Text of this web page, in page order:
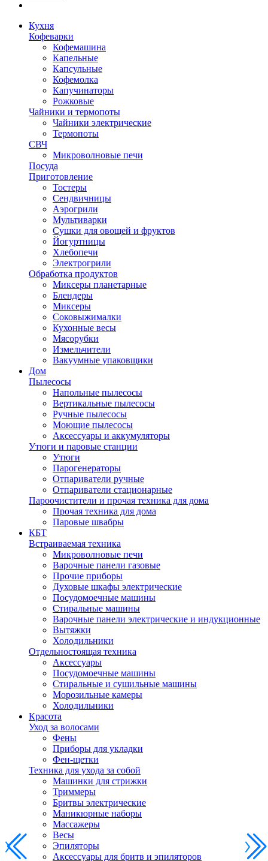
Кухня
Кофеварки
Кофемашина
Капельные
Капсульные
Кофемолка
Капучинаторы
Рожковые
Чайники и термопоты
Чайники электрические
Термопоты
СВЧ
Микроволновые печи
Посуда
Приготовление
Тостеры
Сендвичницы
Аэрогрили
Мультиварки
Сушки для овощей и фруктов
Йогуртницы
Хлебопечи
Электрогрили
Обработка продуктов
Миксеры планетарные
Блендеры
Миксеры
Соковыжималки
Кухонные весы
Мясорубки
Измельчители
Вакуумные упаковщики
Дом
Пылесосы
Напольные пылесосы
Вертикальные пылесосы
Ручные пылесосы
Моющие пылесосы
Аксессуары и аккумуляторы
Утюги и паровые станции
Утюги
Парогенераторы
Отпариватели ручные
Отпариватели стационарные
Пароочистители и прочая техника для дома
Прочая техника для дома
Паровые швабры
КБТ
Встраиваемая техника
Микроволновые печи
Варочные панели газовые
Прочие приборы
Духовые шкафы электрические
Посудомоечные машины
Стиральные машины
Варочные панели электрические и индукционные
Вытяжки
Холодильники
Отдельностоящая техника
Аксессуары
Посудомоечные машины
Стиральные и сушильные машины
Морозильные камеры
Холодильники
Красота
Уход за волосами
Фены
Приборы для укладки
Фен-щетки
Техника для ухода за собой
Машинки для стрижки
Триммеры
Бритвы электрические
Маникюрные наборы
Массажеры
Весы
Эпиляторы
Аксессуары для бритв и эпиляторов